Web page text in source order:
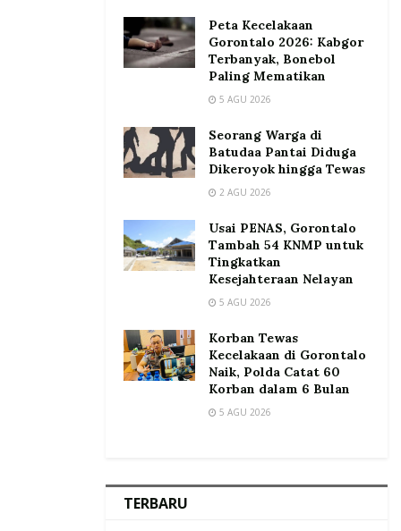
Peta Kecelakaan
Gorontalo 2026: Kabgor
Terbanyak, Bonebol
Paling Mematikan
5 AGU 2026
Seorang Warga di
Batudaa Pantai Diduga
Dikeroyok hingga Tewas
2 AGU 2026
Usai PENAS, Gorontalo
Tambah 54 KNMP untuk
Tingkatkan
Kesejahteraan Nelayan
5 AGU 2026
Korban Tewas
Kecelakaan di Gorontalo
Naik, Polda Catat 60
Korban dalam 6 Bulan
5 AGU 2026
TERBARU